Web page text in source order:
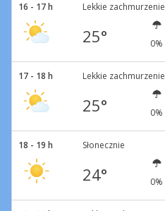
16 - 17 h Lekkie zachmurzenie
25° 0%
17 - 18 h Lekkie zachmurzenie
25° 0%
18 - 19 h Słonecznie
24° 0%